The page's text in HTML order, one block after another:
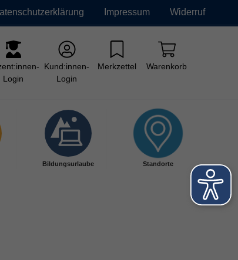
Impressum Widerruf
Login
Kund:innen-
Login
Merkzettel Warenkorb
Bildungsurlaube Standorte